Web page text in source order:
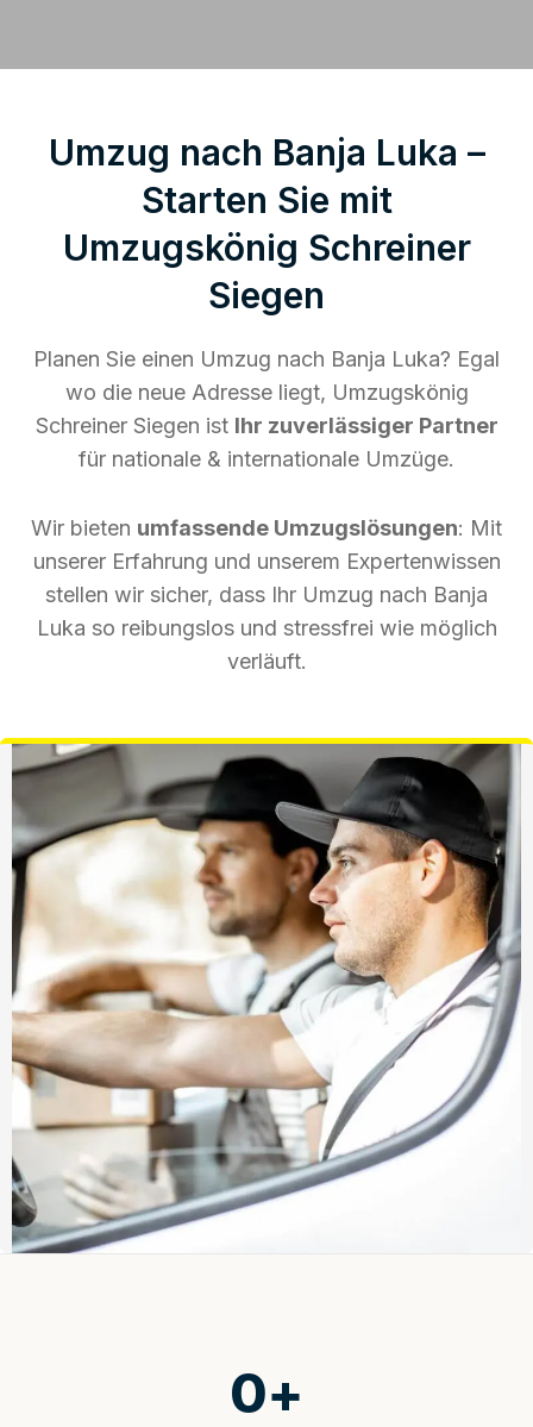
Umzug nach Banja Luka –
Starten Sie mit
Umzugskönig Schreiner
Siegen
Planen Sie einen Umzug nach Banja Luka? Egal
wo die neue Adresse liegt, Umzugskönig
Schreiner Siegen ist Ihr zuverlässiger Partner
für nationale & internationale Umzüge.
Wir bieten umfassende Umzugslösungen: Mit
unserer Erfahrung und unserem Expertenwissen
stellen wir sicher, dass Ihr Umzug nach Banja
Luka so reibungslos und stressfrei wie möglich
verläuft.
0+